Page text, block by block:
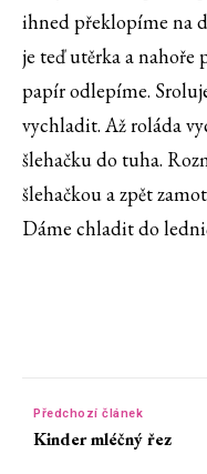
ihned překlopíme na
je teď utěrka a nahoře
papír odlepíme.
vychladit. Až roláda
šlehačku do tuha.
šlehačkou a zpět
Dáme chladit do
Předchozí článek
Kinder mléčný řez